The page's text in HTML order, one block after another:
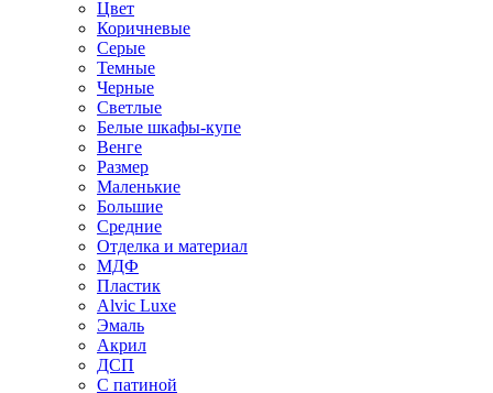
Цвет
Коричневые
Серые
Темные
Черные
Светлые
Белые шкафы-купе
Венге
Размер
Маленькие
Большие
Средние
Отделка и материал
МДФ
Пластик
Alvic Luxe
Эмаль
Акрил
ДСП
С патиной